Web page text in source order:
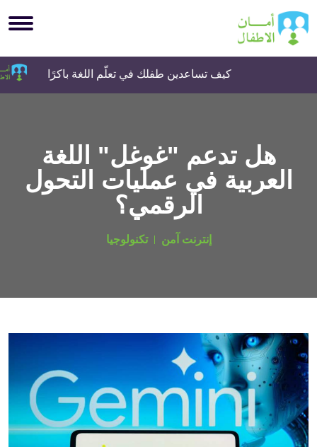
كيف تساعدين طفلك في تعلّم اللغة باكرًا
هل تدعم "غوغل" اللغة
العربية في عمليات التحول
الرقمي؟
إنترنت آمن تكنولوجيا